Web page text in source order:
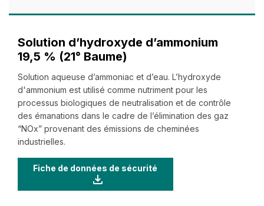
Solution d’hydroxyde d’ammonium
19,5 % (21° Baume)
Solution aqueuse d’ammoniac et d’eau. L’hydroxyde
d'ammonium est utilisé comme nutriment pour les
processus biologiques de neutralisation et de contrôle
des émanations dans le cadre de l’élimination des gaz
“NOx” provenant des émissions de cheminées
industrielles.
Fiche de données de sécurité